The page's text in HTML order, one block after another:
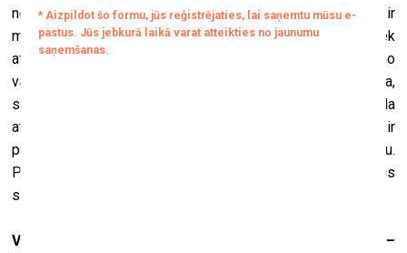
nebaudāma, robežojas ar žurnālistiku un ir
mazdimensionāla. Kaut kādā veidā, manuprāt, patreiz notiek
atgriešanās pie vieglāk saprotamiem darbiem. Tas izriet no
valodas krīzes, kas ir mākslā. Savā veidā viegli uztverama,
sociāli kritiska un politiski atbildīga mākslā ir konceptuāla
attieksme. Daļēji sociāli un politiski uzlādēta māksla ir
pretreakcija uz mākslas tirgu un “māksla mākslai” jēdzienu.
Pods ir tāds, ka pat šīs attieksmes tiek integrētas tirgus
sistēmā.
Vēl jau ir galējība arī gleznot tikai estētiskus darbus –